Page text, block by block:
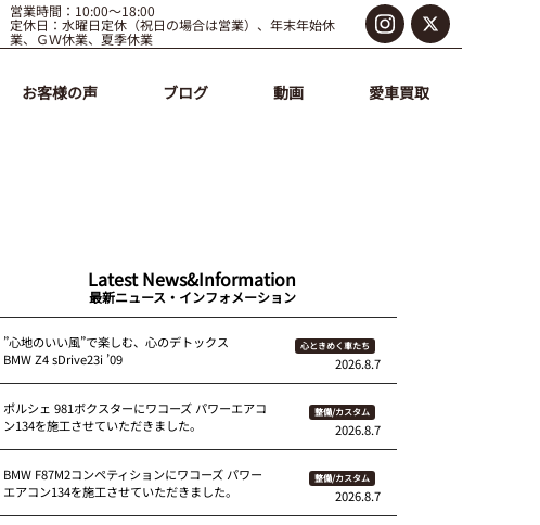
営業時間：10:00～18:00
定休日：水曜日定休（祝日の場合は営業）、年末年始休
業、ＧＷ休業、夏季休業
お客様の声 ブログ 動画 愛車買取
Latest News&Information
最新ニュース・インフォメーション
”心地のいい風”で楽しむ、心のデトックス
BMW Z4 sDrive23i ’09
心ときめく車たち
2026.8.7
ポルシェ 981ボクスターにワコーズ パワーエアコ
ン134を施工させていただきました。
整備/カスタム
2026.8.7
BMW F87M2コンペティションにワコーズ パワー
エアコン134を施工させていただきました。
整備/カスタム
2026.8.7